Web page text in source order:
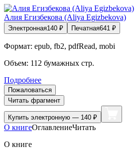
Алия Егизбекова (Aliya Egizbekova)
Электронная140 ₽ Печатная641 ₽
Формат: epub, fb2, pdfRead, mobi
Объем: 112 бумажных стр.
Подробнее
Пожаловаться
Читать фрагмент
Купить электронную — 140 ₽
О книгеОглавлениеЧитать
О книге